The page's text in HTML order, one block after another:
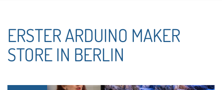
ERSTER ARDUINO MAKER
STORE IN BERLIN